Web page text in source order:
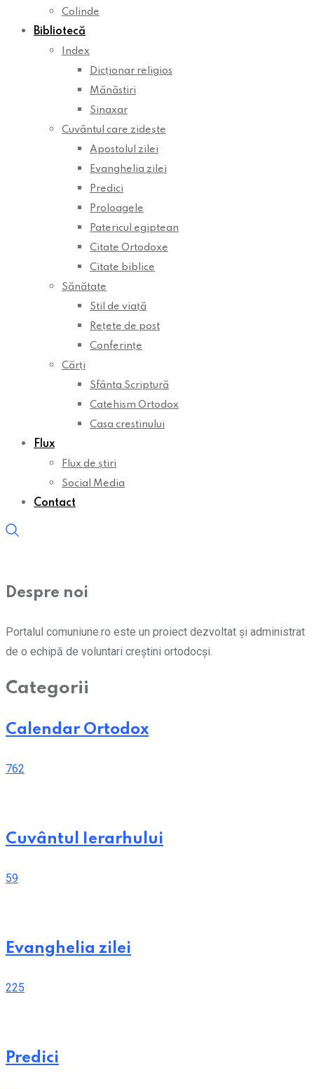
Colinde
Bibliotecă
Index
Dicționar religios
Mănăstiri
Sinaxar
Cuvântul care zidește
Apostolul zilei
Evanghelia zilei
Predici
Proloagele
Patericul egiptean
Citate Ortodoxe
Citate biblice
Sănătate
Stil de viață
Rețete de post
Conferințe
Cărți
Sfânta Scriptură
Catehism Ortodox
Casa crestinului
Flux
Flux de știri
Social Media
Contact
Despre noi
Portalul comuniune.ro este un proiect dezvoltat și administrat
de o echipă de voluntari creștini ortodocși.
Categorii
Calendar Ortodox
762
Cuvântul Ierarhului
59
Evanghelia zilei
225
Predici